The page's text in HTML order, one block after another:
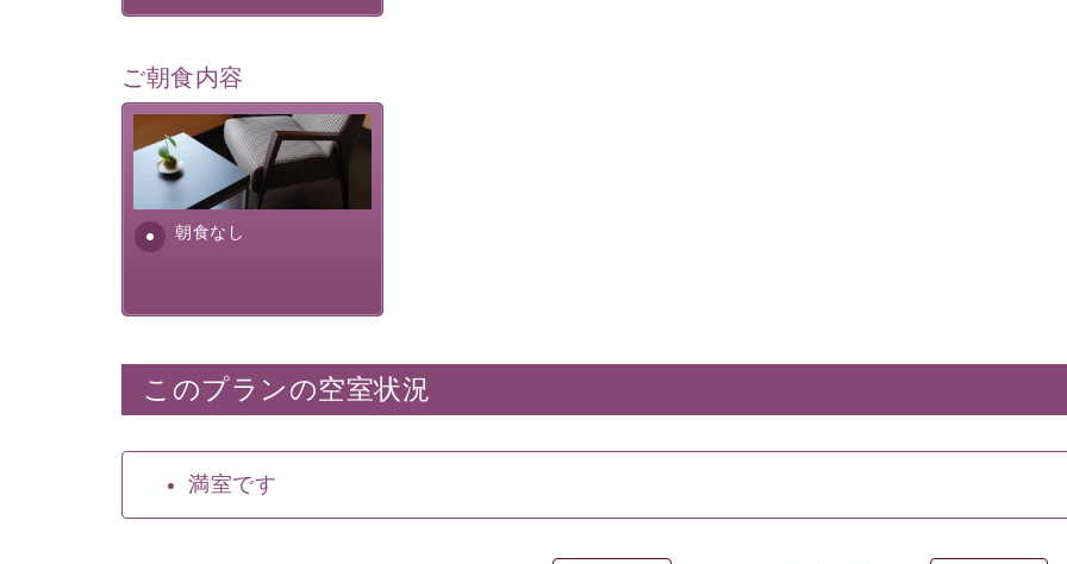
ご朝食内容
朝食なし
朝食なし。ご朝食を付ける場
合は朝食付きのプランをお選
びくださいませ。
このプランの空室状況
満室です